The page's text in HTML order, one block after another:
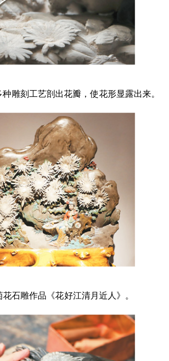
种雕刻工艺剖出花瓣，使花形显露出来。
石雕作品《花好江清月近人》。